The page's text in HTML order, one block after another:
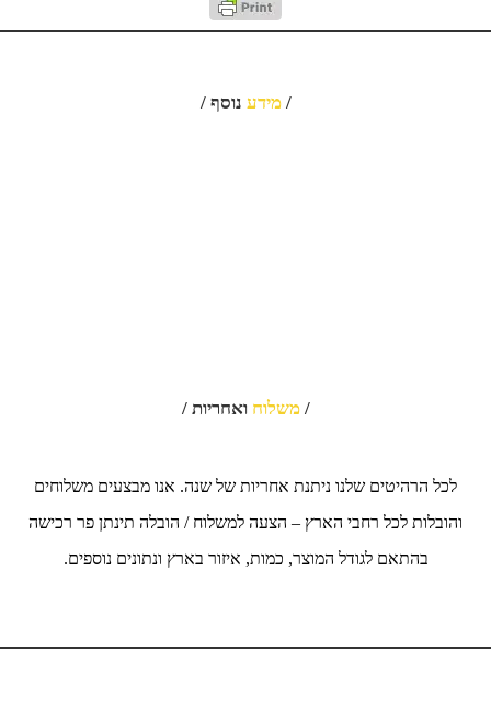
/ מידע נוסף /
/משלוח ואחריות /
לכל הרהיטים שלנו ניתנת אחריות של שנה. אנו מבצעים משלוחים
והובלות לכל רחבי הארץ – הצעה למשלוח / הובלה תינתן פר רכישה
בהתאם לגודל המוצר, כמות, איזור בארץ ונתונים נוספים.